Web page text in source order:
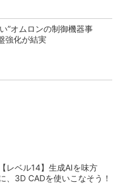
”オムロンの制御機器事
強化が結実
【レベル14】生成AIを味方
、3D CADを使いこなそう！